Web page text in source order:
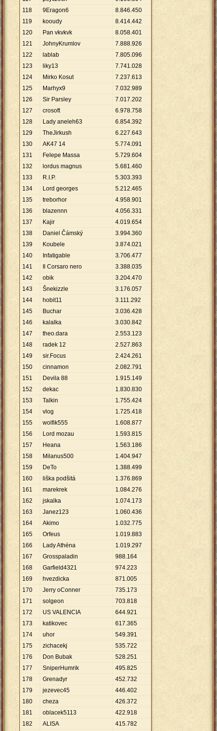
118
9Eragon6 8.846.450
119
kooudy 8.414.442
120
Pan vkvkvk 8.058.401
121
JohnyKrumlov 7.888.926
122
lablab 7.805.096
123
liky13 7.741.028
124
Mirko Kosut 7.237.613
125
Marhyx9 7.032.989
126
Sir Parsley 7.017.202
127
crosoft 6.978.758
128
Lady aneleh63 6.854.392
129
TheJirkush 6.227.643
130
AK47 14 5.774.091
131
Felepe Massa 5.729.604
132
lordus magnus 5.681.460
133
R.I.P. 5.303.393
134
Lord georges 5.212.465
135
treborhor 4.958.901
136
blazennn 4.056.331
137
Kajir 4.019.654
138
Daniel Čámský 3.994.360
139
Koubele 3.874.021
140
Infatigable 3.706.477
141
Il Corsaro nero 3.388.035
142
obik 3.204.470
143
Šnekizzle 3.176.057
144
hobit11 3.111.292
145
Buchar 3.036.428
146
kalalka 3.030.842
147
theo.dara 2.553.123
148
radek 12 2.527.863
149
sir.Focus 2.424.261
150
cinnamon 2.082.791
151
Devila 88 1.915.149
152
dekac 1.830.830
153
Talkin 1.755.424
154
vlog 1.725.418
155
wolfik555 1.608.877
156
Lord mozau 1.593.815
157
Heana 1.563.186
158
Milanus500 1.404.947
159
DeTo 1.388.499
160
liška podšitá 1.376.869
161
marekrek 1.084.276
162
jskalka 1.074.173
163
Janez123 1.060.436
164
Akimo 1.032.775
165
Orfeus 1.019.883
166
Lady Athéna 1.019.297
167
Grosspaladin 988.164
168
Garfield4321 974.223
169
hvezdicka 871.005
170
Jerry oConner 735.173
171
solgeon 703.818
172
US VALENCIA 644.921
173
katikovec 617.365
174
uhor 549.391
175
zichacekj 535.722
176
Don Bubak 528.251
177
SniperHumrik 495.825
178
Grenadyr 452.732
179
jezevec45 446.402
180
cheza 426.372
181
oblacek5113 422.918
182
ALISA 415.782